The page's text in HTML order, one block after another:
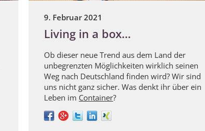
9. Februar 2021
Living in a box…
Ob dieser neue Trend aus dem Land der
unbegrenzten Möglichkeiten wirklich seinen
Weg nach Deutschland finden wird? Wir sind
uns nicht ganz sicher. Was denkt ihr über ein
Leben im Container?